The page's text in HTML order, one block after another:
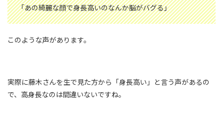
「あの綺麗な顔で身長高いのなんか脳がバグる」
このような声があります。
実際に藤木さんを生で見た方から「身長高い」と言う声があるの
で、高身長なのは間違いないですね。